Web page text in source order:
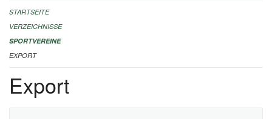
ALLGEMEINE INFORMATIONEN
FINANZIELLE UNTERSTÜTZUNG BENÖTIGT?
KONTAKT
STARTSEITE
VERZEICHNISSE
SPORTVEREINE
EXPORT
Export